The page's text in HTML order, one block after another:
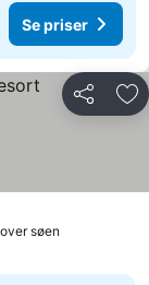
Se priser
Del
søen